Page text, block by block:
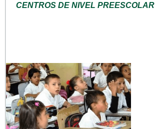
CENTROS DE NIVEL PREESCOLAR